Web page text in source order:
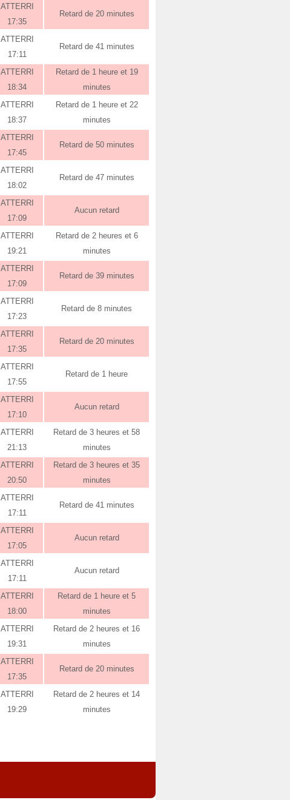
ATTERRI
17:35
Retard de 20 minutes
ATTERRI
17:11
Retard de 41 minutes
ATTERRI
18:34
Retard de 1 heure et 19
minutes
ATTERRI
18:37
Retard de 1 heure et 22
minutes
ATTERRI
17:45
Retard de 50 minutes
ATTERRI
18:02
Retard de 47 minutes
ATTERRI
17:09
Aucun retard
ATTERRI
19:21
Retard de 2 heures et 6
minutes
ATTERRI
17:09
Retard de 39 minutes
ATTERRI
17:23
Retard de 8 minutes
ATTERRI
17:35
Retard de 20 minutes
ATTERRI
17:55
Retard de 1 heure
ATTERRI
17:10
Aucun retard
ATTERRI
21:13
Retard de 3 heures et 58
minutes
ATTERRI
20:50
Retard de 3 heures et 35
minutes
ATTERRI
17:11
Retard de 41 minutes
ATTERRI
17:05
Aucun retard
ATTERRI
17:11
Aucun retard
ATTERRI
18:00
Retard de 1 heure et 5
minutes
ATTERRI
19:31
Retard de 2 heures et 16
minutes
ATTERRI
17:35
Retard de 20 minutes
ATTERRI
19:29
Retard de 2 heures et 14
minutes